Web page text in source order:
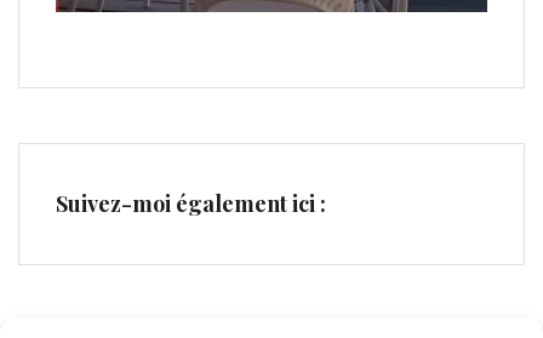
Suivez-moi également ici :